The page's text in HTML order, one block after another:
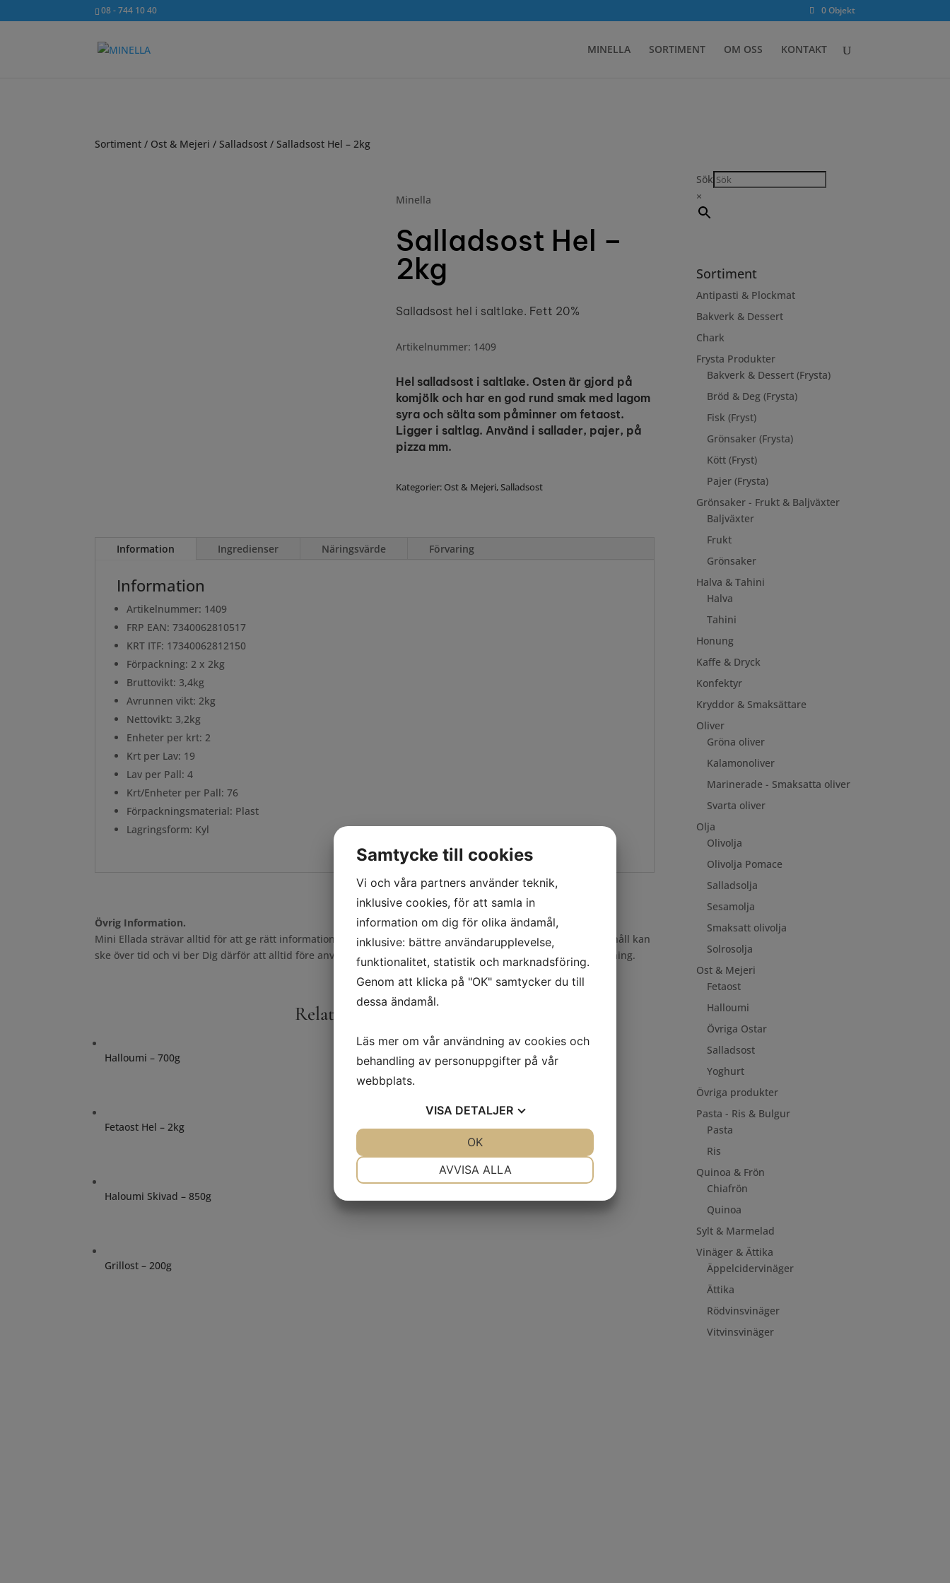
08 - 744 10 40 0 Objekt
MINELLA SORTIMENT OM OSS KONTAKT
Sortiment / Ost & Mejeri /Salladsost / Salladsost Hel – 2kg
Minella
Salladsost Hel –
2kg
Salladsost hel i saltlake. Fett 20%
Artikelnummer: 1409
Hel salladsost i saltlake. Osten är gjord på
komjölk och har en god rund smak med lagom
syra och sälta som påminner om fetaost.
Ligger i saltlag. Använd i sallader, pajer, på
pizza mm.
Kategorier: Ost & Mejeri, Salladsost
Information Ingredienser Näringsvärde Förvaring
Information
Artikelnummer: 1409
FRP EAN: 7340062810517
KRT ITF: 17340062812150
Förpackning: 2 x 2kg
Bruttovikt: 3,4kg
Avrunnen vikt: 2kg
Nettovikt: 3,2kg
Enheter per krt: 2
Krt per Lav: 19
Lav per Pall: 4
Krt/Enheter per Pall: 76
Förpackningsmaterial: Plast
Lagringsform: Kyl
Övrig Information.
Mini Ellada strävar alltid för att ge rätt information till våra kunder. Mindre förändringar i produkternas innehåll kan
ske över tid och vi ber Dig därför att alltid före användning kontrollera informationen på produktens förpackning.
Relaterade produkter
Halloumi – 700g
Fetaost Hel – 2kg
Haloumi Skivad – 850g
Grillost – 200g
Sök
×
Sortiment
Antipasti & Plockmat
Bakverk & Dessert
Chark
Frysta Produkter
Bakverk & Dessert (Frysta)
Bröd & Deg (Frysta)
Fisk (Fryst)
Grönsaker (Frysta)
Kött (Fryst)
Pajer (Frysta)
Grönsaker - Frukt & Baljväxter
Baljväxter
Frukt
Grönsaker
Halva & Tahini
Halva
Tahini
Honung
Kaffe & Dryck
Konfektyr
Kryddor & Smaksättare
Oliver
Gröna oliver
Kalamonoliver
Marinerade - Smaksatta oliver
Svarta oliver
Olja
Olivolja
Olivolja Pomace
Salladsolja
Sesamolja
Smaksatt olivolja
Solrosolja
Ost & Mejeri
Fetaost
Halloumi
Övriga Ostar
Salladsost
Yoghurt
Övriga produkter
Pasta - Ris & Bulgur
Pasta
Ris
Quinoa & Frön
Chiafrön
Quinoa
Sylt & Marmelad
Vinäger & Ättika
Äppelcidervinäger
Ättika
Rödvinsvinäger
Vitvinsvinäger
Samtycke till cookies
Vi och våra partners använder teknik,
inklusive cookies, för att samla in
information om dig för olika ändamål,
inklusive: bättre användarupplevelse,
funktionalitet, statistik och marknadsföring.
Genom att klicka på "OK" samtycker du till
dessa ändamål.
Läs mer om vår användning av cookies och
behandling av personuppgifter på vår
webbplats.
VISA DETALJER
AVVISA ALLA
OK